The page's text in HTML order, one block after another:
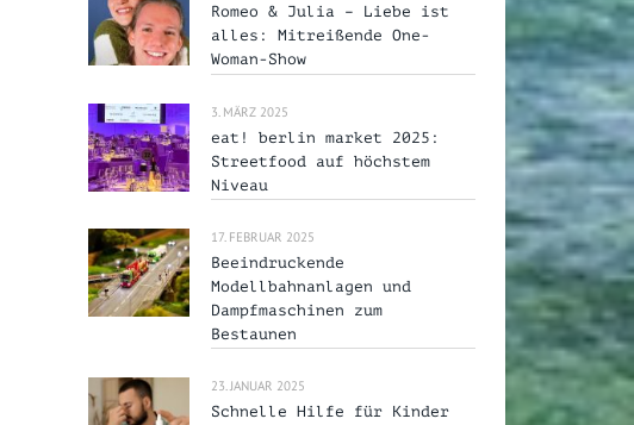
Romeo & Julia – Liebe ist
alles: Mitreißende One-
Woman-Show
3. MÄRZ 2025
eat! berlin market 2025:
Streetfood auf höchstem
Niveau
17. FEBRUAR 2025
Beeindruckende
Modellbahnanlagen und
Dampfmaschinen zum
Bestaunen
23. JANUAR 2025
Schnelle Hilfe für Kinder